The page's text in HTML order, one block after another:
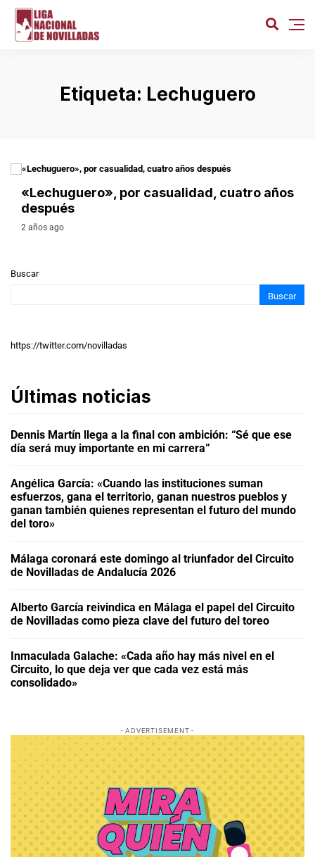
Etiqueta: Lechuguero
«Lechuguero», por casualidad, cuatro años
después
2 años ago
Buscar
Buscar
https://twitter.com/novilladas
Últimas noticias
Dennis Martín llega a la final con ambición: “Sé que ese
día será muy importante en mi carrera”
Angélica García: «Cuando las instituciones suman
esfuerzos, gana el territorio, ganan nuestros pueblos y
ganan también quienes representan el futuro del mundo
del toro»
Málaga coronará este domingo al triunfador del Circuito
de Novilladas de Andalucía 2026
Alberto García reivindica en Málaga el papel del Circuito
de Novilladas como pieza clave del futuro del toreo
Inmaculada Galache: «Cada año hay más nivel en el
Circuito, lo que deja ver que cada vez está más
consolidado»
- ADVERTISEMENT -